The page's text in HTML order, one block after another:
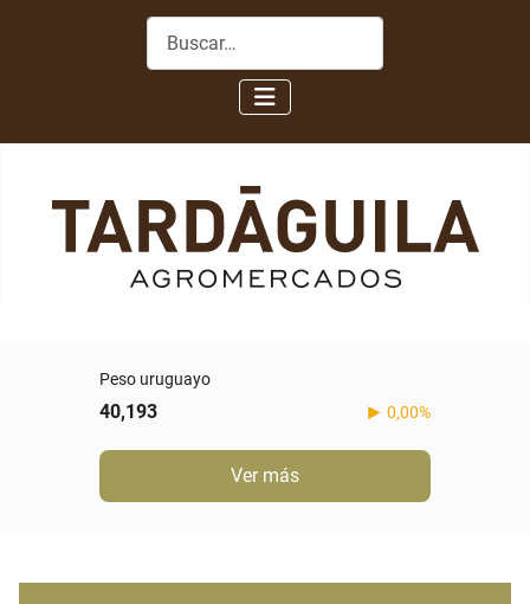
Buscar
Peso uruguayo
40,193 0,00%
Ver más